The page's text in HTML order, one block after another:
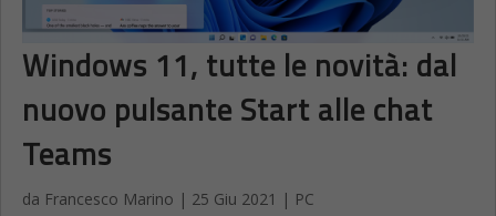
Windows 11, tutte le novità: dal
nuovo pulsante Start alle chat
Teams
da Francesco Marino | 25 Giu 2021 | PC